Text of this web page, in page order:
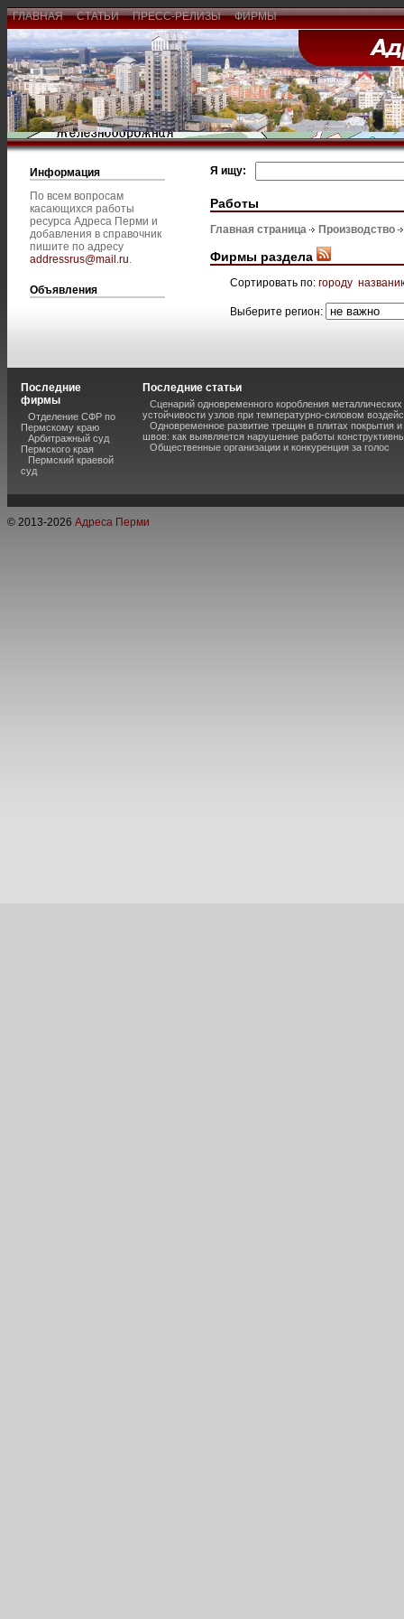
ГЛАВНАЯ СТАТЬИ ПРЕСС-РЕЛИЗЫ ФИРМЫ
Информация
По всем вопросам
касающихся работы
ресурса Адреса Перми и
добавления в справочник
пишите по адресу
addressrus@mail.ru.
Объявления
Я ищу:
Работы
Главная страница Производство
Фирмы раздела
Сортировать по: городу
Выберите регион:
Последние
фирмы
Отделение СФР по
Пермскому краю
Арбитражный суд
Пермского края
Пермский краевой
суд
Последние статьи
Сценарий одновременного коробления
устойчивости узлов при температурно-силовом
Одновременное развитие трещин в плитах покрытия
швов: как выявляется нарушение работы
Общественные организации и конкуренция за голос
© 2013-2026 Адреса Перми